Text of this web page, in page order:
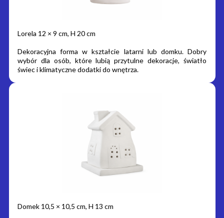
Lorela 12 × 9 cm, H 20 cm
Dekoracyjna forma w kształcie latarni lub domku. Dobry
wybór dla osób, które lubią przytulne dekoracje, światło
świec i klimatyczne dodatki do wnętrza.
Domek 10,5 × 10,5 cm, H 13 cm